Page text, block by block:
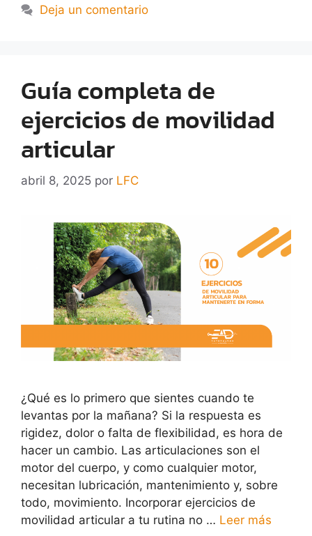
Deja un comentario
Guía completa de
ejercicios de movilidad
articular
abril 8, 2025 por LFC
¿Qué es lo primero que sientes cuando te
levantas por la mañana? Si la respuesta es
rigidez, dolor o falta de flexibilidad, es hora de
hacer un cambio. Las articulaciones son el
motor del cuerpo, y como cualquier motor,
necesitan lubricación, mantenimiento y, sobre
todo, movimiento. Incorporar ejercicios de
movilidad articular a tu rutina no … Leer más